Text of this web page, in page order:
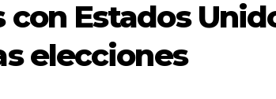
Estados
elecciones